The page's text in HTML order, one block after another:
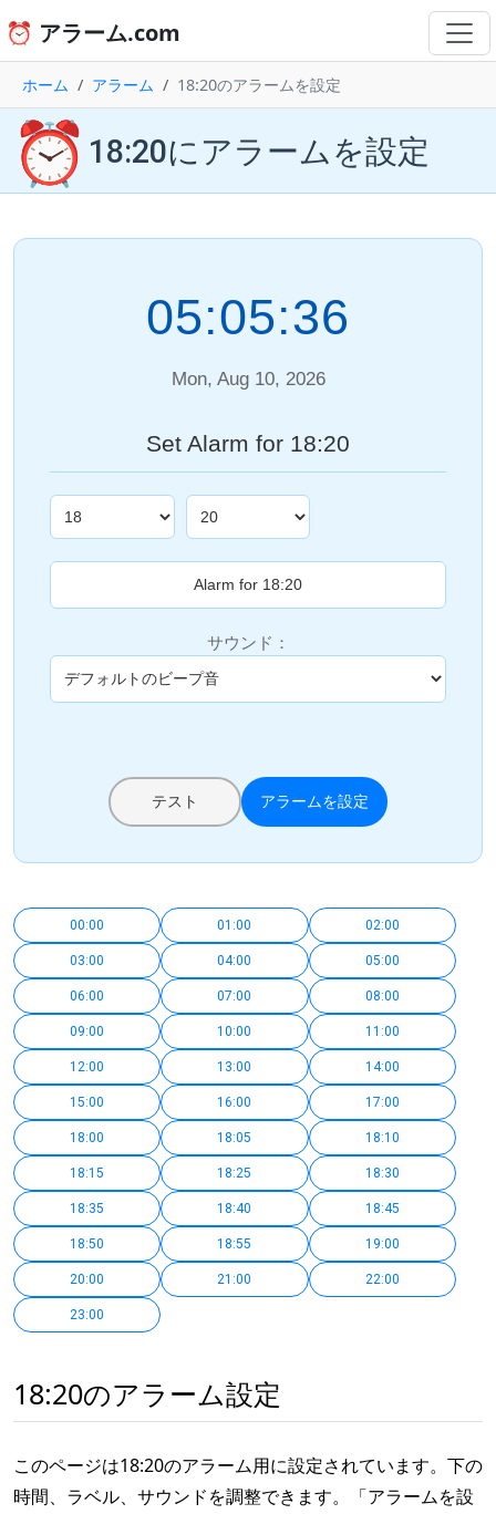
⏰ アラーム.com
ホーム アラーム 18:20のアラームを設定
⏰ 18:20にアラームを設定
05:05:36
Mon, Aug 10, 2026
Set Alarm for 18:20
サウンド：
テスト アラームを設定
00:00 01:00 02:00
03:00 04:00 05:00
06:00 07:00 08:00
09:00 10:00 11:00
12:00 13:00 14:00
15:00 16:00 17:00
18:00 18:05 18:10
18:15 18:25 18:30
18:35 18:40 18:45
18:50 18:55 19:00
20:00 21:00 22:00
23:00
18:20のアラーム設定
このページは18:20のアラーム用に設定されています。下の
時間、ラベル、サウンドを調整できます。「アラームを設